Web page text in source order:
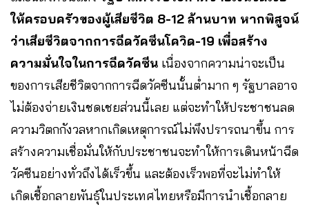
ให้ครอบครัวของผู้เสียชีวิต 8-12 ล้านบาท หากพิสูจน์
ว่าเสียชีวิตจากการฉีดวัคซีนโควิด-19 เพื่อสร้าง
ความมั่นใจในการฉีดวัคซีน เนื่องจากความน่าจะเป็น
ของการเสียชีวิตจากการฉีดวัคซีนนั้นต่ำมาก ๆ รัฐบาลอาจ
ไม่ต้องจ่ายเงินชดเชยส่วนนี้เลย แต่จะทำให้ประชาชนลด
ความวิตกกังวลหากเกิดเหตุการณ์ไม่พึงปรารถนาขึ้น การ
สร้างความเชื่อมั่นให้กับประชาชนจะทำให้การเดินหน้าฉีด
วัคซีนอย่างทั่วถึงได้เร็วขึ้น และต้องเร็วพอที่จะไม่ทำให้
เกิดเชื้อกลายพันธุ์ในประเทศไทยหรือมีการนำเชื้อกลาย